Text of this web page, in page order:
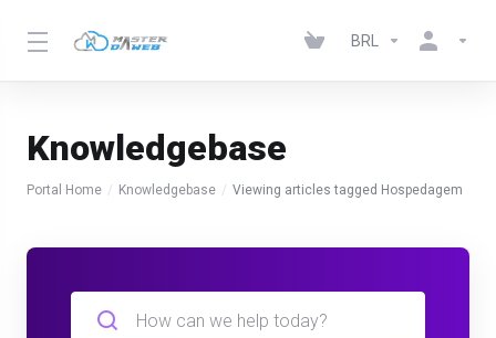
BRL
Knowledgebase
Portal Home Knowledgebase Viewing articles tagged Hospedagem